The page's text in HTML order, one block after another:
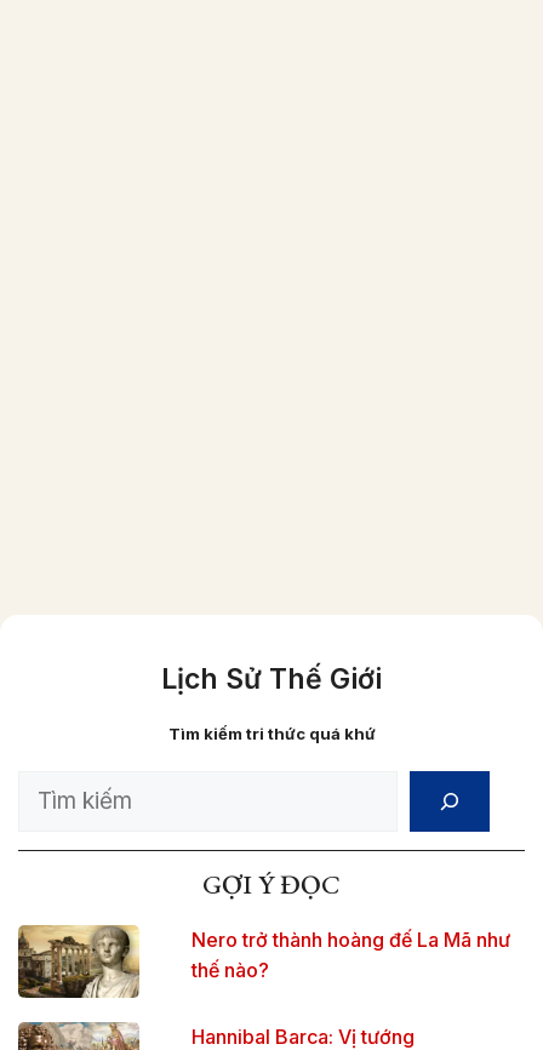
Lịch Sử Thế Giới
Tìm kiếm tri thức quá khứ
Search
GỢI Ý ĐỌC
Nero trở thành hoàng đế La Mã như
thế nào?
Hannibal Barca: Vị tướng